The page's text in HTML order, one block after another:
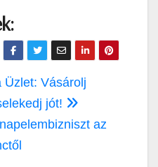
Üzlet: Vásárolj
jót!
az